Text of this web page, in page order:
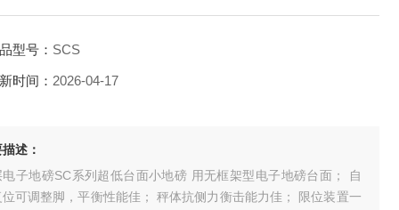
型号： SCS
时间： 2026-04-17
述：
电子地磅SC系列超低台面小地磅 用无框架型电子地磅台面； 自
位可调整脚，平衡性能佳； 秤体抗侧力衡击能力佳； 限位装置一